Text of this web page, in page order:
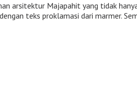
arsitektur Majapahit yang tidak
teks proklamasi dari marmer.